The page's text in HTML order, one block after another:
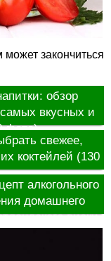
может закончиться
обзор
вкусных и
фото)
свежее,
коктейлей (130
алкогольного
домашнего
виски,